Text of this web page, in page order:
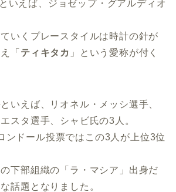
いえば、ジョゼップ・グアルディオ
いくプレースタイルは時計の針が
「 ティキタカ 」という愛称が付く
いえば、リオネル・メッシ選手、
スタ選手、シャビ氏の3人。
ンドール投票ではこの3人が上位3位
下部組織の「ラ・マシア」出身だ
話題となりました。